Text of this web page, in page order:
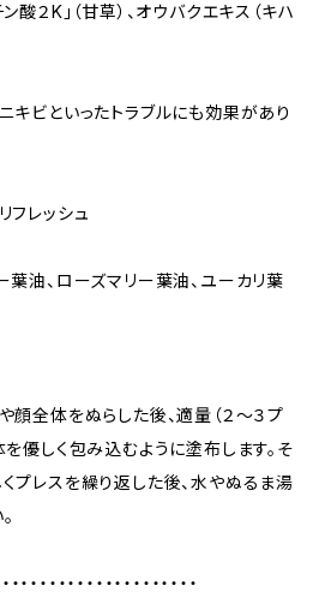
２K」（甘草）、オウバクエキス（キハ
キビといったトラブルにも効果があり
フレッシュ
葉油、ローズマリー葉油、ユーカリ葉
顔全体をぬらした後、適量（２～３プ
を優しく包み込むように塗布します。そ
プレスを繰り返した後、水やぬるま湯
・・・・・・・・・・・・・・・・・・・・